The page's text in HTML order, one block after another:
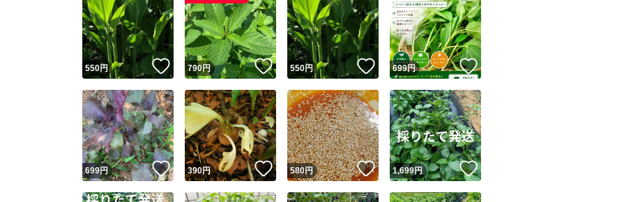
安心取引出品者
安心取引出品者 Yahoo!フリマの基準をクリアした安心・安全なユーザーです
取引実績
取引実績◯+ このユーザーはYahoo!フリマの取引を完了させた実績があります
他フリマ実績◯+ このユーザーは他フリマサービスでの取引実績があります
スピード&安心発送
この商品の情報をコピーします
商品画像の 無断転載は禁止されています
コピーは1商品につき1回です
出品ページへ
550円 いいね！
790円 いいね！
550円 いいね！
699円 いいね！
699円 いいね！
390円 いいね！
580円 いいね！
1,699円 いいね！